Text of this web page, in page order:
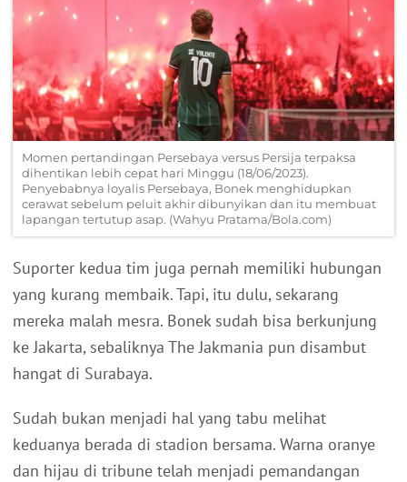
Momen pertandingan Persebaya versus Persija terpaksa
dihentikan lebih cepat hari Minggu (18/06/2023).
Penyebabnya loyalis Persebaya, Bonek menghidupkan
cerawat sebelum peluit akhir dibunyikan dan itu membuat
lapangan tertutup asap. (Wahyu Pratama/Bola.com)
Suporter kedua tim juga pernah memiliki hubungan
yang kurang membaik. Tapi, itu dulu, sekarang
mereka malah mesra. Bonek sudah bisa berkunjung
ke Jakarta, sebaliknya The Jakmania pun disambut
hangat di Surabaya.
Sudah bukan menjadi hal yang tabu melihat
keduanya berada di stadion bersama. Warna oranye
dan hijau di tribune telah menjadi pemandangan